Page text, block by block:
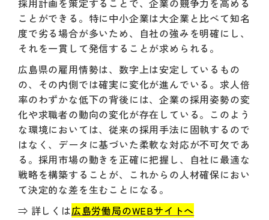
採用計画を策定することで、企業の競争力を高める
ことができる。特に中小企業は大企業と比べて知名
度で劣る場合が多いため、自社の強みを明確にし、
それを一貫して発信することが求められる。
広島県の雇用情勢は、数字上は安定しているもの
の、その内側では確実に変化が進んでいる。求人倍
率のわずかな低下の背後には、企業の採用姿勢の変
化や求職者の動向の変化が存在している。このよう
な環境においては、従来の採用手法に固執するので
はなく、データに基づいた柔軟な対応が不可欠であ
る。採用市場の動きを正確に把握し、自社に最適な
戦略を構築することが、これからの人材確保におい
て決定的な差を生むことになる。
⇒ 詳しくは広島労働局のWEBサイトへ